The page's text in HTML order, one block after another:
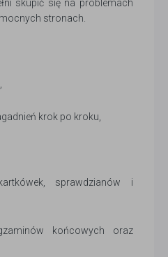
skupić się na problemach
stronach.
krok po kroku,
sprawdzianów i
końcowych oraz